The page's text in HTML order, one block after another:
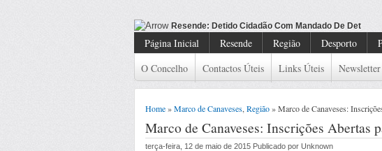
Resende: Detido Cidadão Com Mandado De
Página Inicial Resende Região Desporto
O Concelho
Contactos Úteis Links Úteis Newsletter
Home»Marco de Canaveses Região» Marco de Canaveses:
Marco de Canaveses: Inscrições Abertas
terça-feira, 12 de maio de 2015 Publicado por Unknown